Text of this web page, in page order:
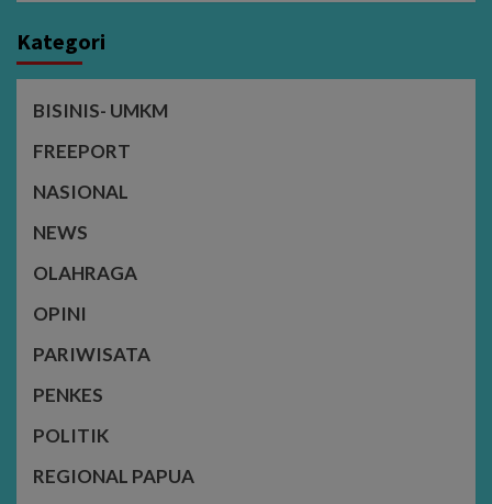
Kategori
BISINIS- UMKM
FREEPORT
NASIONAL
NEWS
OLAHRAGA
OPINI
PARIWISATA
PENKES
POLITIK
REGIONAL PAPUA